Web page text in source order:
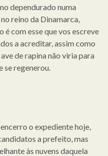
dependurado numa
reino da Dinamarca,
com esse que vos escreve
a acreditar, assim como
de rapina não viria para
regenerou.
o expediente hoje,
a prefeito, mas
às nuvens daquela